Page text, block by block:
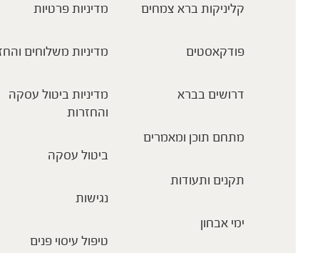
קליניקות ברא צמחים
פודקאסטים
דרושים בברא
מתחם תוכן ומאמרים
תקנים ותעודות
ימי אבחון
מדיניות פרטיות
מדיניות משלוחים
מדיניות ביטול עסקה
והחזרות
ביטול עסקה
נגישות
טיפול עיסוי פנים